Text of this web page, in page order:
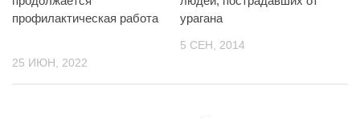
профилактическая работа
25 ИЮН, 2022
урагана
5 СЕН, 2014